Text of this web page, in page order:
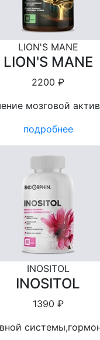
LION'S MANE
LION'S MANE
2200 ₽
мозговой
подробнее
INOSITOL
INOSITOL
1390 ₽